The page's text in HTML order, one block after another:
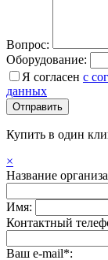
Вопрос:
Оборудование:
Я согласен с
данных
Купить в один
×
Название
Имя:
Контактный
Ваш e-mail*: